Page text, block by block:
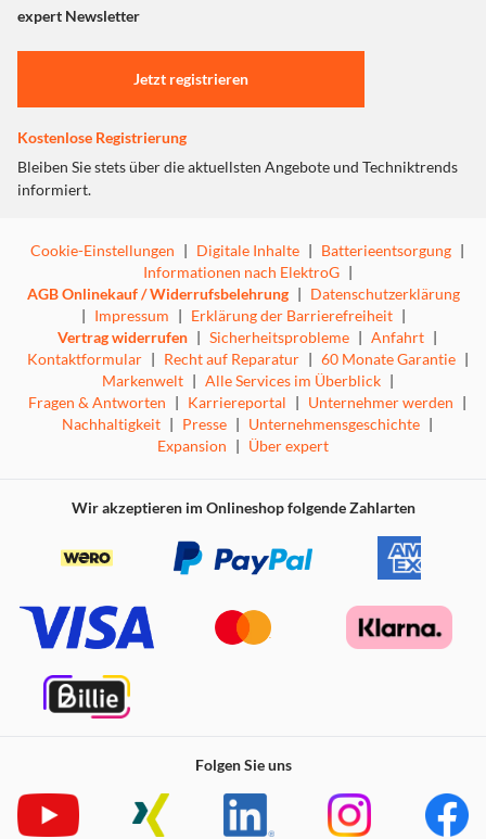
expert Newsletter
Jetzt registrieren
Kostenlose Registrierung
Bleiben Sie stets über die aktuellsten Angebote und Techniktrends
informiert.
Cookie-Einstellungen | Digitale Inhalte | Batterieentsorgung |
Informationen nach ElektroG |
AGB Onlinekauf / Widerrufsbelehrung | Datenschutzerklärung
| Impressum | Erklärung der Barrierefreiheit |
Vertrag widerrufen | Sicherheitsprobleme | Anfahrt |
Kontaktformular | Recht auf Reparatur | 60 Monate Garantie |
Markenwelt | Alle Services im Überblick |
Fragen & Antworten | Karriereportal | Unternehmer werden |
Nachhaltigkeit | Presse | Unternehmensgeschichte |
Expansion | Über expert
Wir akzeptieren im Onlineshop folgende Zahlarten
Folgen Sie uns